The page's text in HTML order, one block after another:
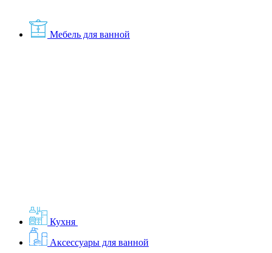
Мебель для ванной
Кухня
Аксессуары для ванной